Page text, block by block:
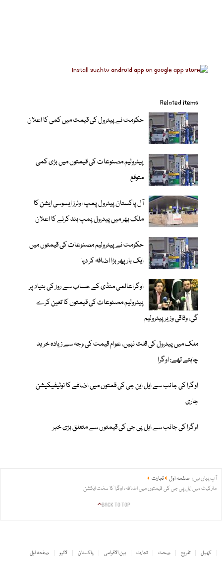
Related items
حکومت نے پیٹرول کی قیمت میں کمی کا اعلان
پیٹرولیم مصنوعات کی قیمتوں میں بڑی کمی
متوقع
آل پاکستان پیٹرول پمپ اونرز ایسوسی ایشن کا
ملک بھر میں پیٹرول پمپ بند کرنے کا اعلان
حکومت نے پیٹرولیم مصنوعات کی قیمتوں میں
ایک بار پھر بڑا اضافہ کر دیا
اوگراعالمی منڈی کے حساب سے روز کی بنیاد پر
پیٹرولیم مصنوعات کی قیمتوں کا تعین کرے
گی، وفاقی وزیر پیٹرولیم
ملک میں پیٹرول کی قلت نہیں، عوام قیمت کی وجہ سے زیادہ خرید
چاہتے تھے: اوگرا
اوگرا کی جانب سے ایل این جی کی قمتوں میں اضافے کا نوٹیفیکیشن
جاری
اوگرا کی جانب سے ایل پی جی کی قیمتوں سے متعلق بڑی خبر
آپ یہاں ہیں: صفحہ اول
تجارت
مارکیٹ میں ایل پی جی کی قیمتوں میں اضافہ، اوگرا کا سخت ایکشن
BACK TO TOP
صفحہ اول لائیو پاکستان بین الاقوامی تجارت صحت تفریح کھیل